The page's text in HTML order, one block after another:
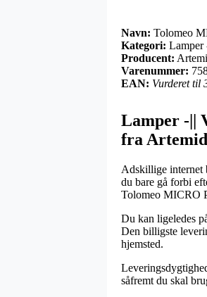
Navn: Tolomeo
Kategori: Lamper
Producent:
Varenummer:
EAN: Vurderet til
Lamper -||
fra
Adskillige internet
du bare gå forbi
Tolomeo MICRO
Du kan ligeledes
Den billigste
hjemsted.
såfremt du skal